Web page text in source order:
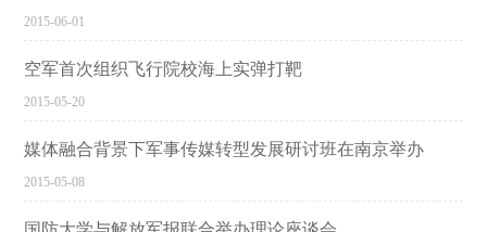
2015-06-01
空军首次组织飞行院校海上实弹打靶
2015-05-20
媒体融合背景下军事传媒转型发展研讨班在南京举办
2015-05-08